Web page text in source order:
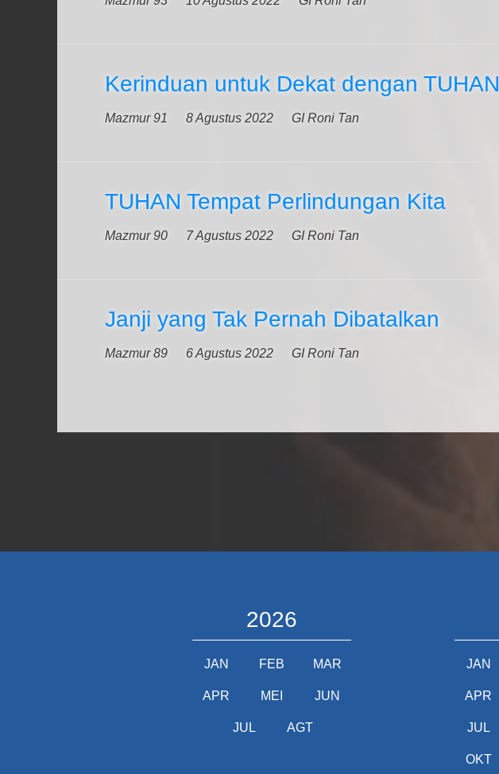
Kerinduan untuk Dekat dengan TUHAN
Mazmur 91 8 Agustus 2022 GI Roni Tan
TUHAN Tempat Perlindungan Kita
Mazmur 90 7 Agustus 2022 GI Roni Tan
Janji yang Tak Pernah Dibatalkan
Mazmur 89 6 Agustus 2022 GI Roni Tan
2026
JAN FEB MAR
APR MEI JUN
JUL AGT
JAN
APR
JUL
OKT